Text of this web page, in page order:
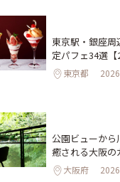
東京駅・銀座
定パフェ34選【
東京都
公園ビューか
癒される大阪の
大阪府